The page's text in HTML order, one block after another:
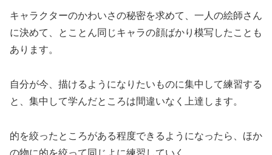
キャラクターのかわいさの秘密を求めて、一人の絵師さん
に決めて、とことん同じキャラの顔ばかり模写したことも
あります。
自分が今、描けるようになりたいものに集中して練習する
と、集中して学んだところは間違いなく上達します。
的を絞ったところがある程度できるようになったら、ほか
の物に的を絞って同じよに練習していく。